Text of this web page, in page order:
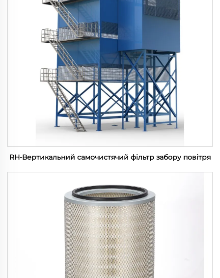
RH-Вертикальний самочистячий фільтр забору повітря